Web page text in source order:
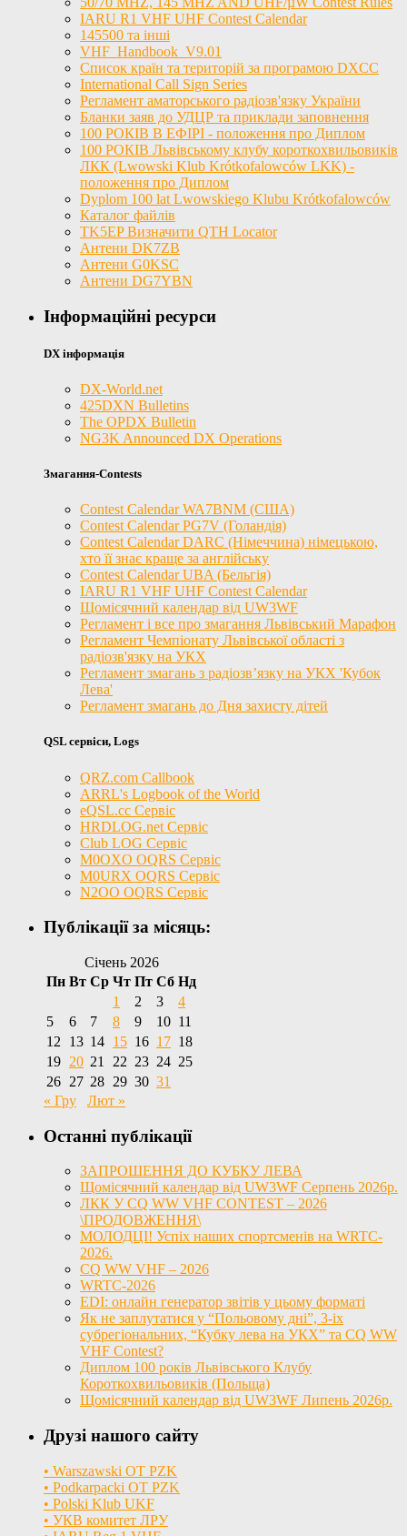
IARU R1 VHF UHF Contest Calendar
145500 та інші
VHF_Handbook_V9.01
Список країн та територій за програмою DXCC
International Call Sign Series
Регламент аматорського радіозв'язку України
Бланки заяв до УДЦР та приклади заповнення
100 РОКІВ В ЕФІРІ - положення про Диплом
100 РОКІВ Львівському клубу короткохвильовиків
ЛКК (Lwowski Klub Krótkofalowców LKK) -
положення про Диплом
Dyplom 100 lat Lwowskiego Klubu Krótkofalowców
Каталог файлів
TK5EP Визначити QTH Locator
Антени DK7ZB
Антени G0KSC
Антени DG7YBN
Інформаційні ресурси
DX інформація
DX-World.net
425DXN Bulletins
The OPDX Bulletin
NG3K Announced DX Operations
Змагання-Contests
Contest Calendar WA7BNM (США)
Contest Calendar PG7V (Голандія)
Contest Calendar DARC (Німеччина) німецькою,
хто її знає краще за англійську
Contest Calendar UBA (Бельгія)
IARU R1 VHF UHF Contest Calendar
Щомісячний календар від UW3WF
Регламент і все про змагання Львівський Марафон
Регламент Чемпіонату Львівської області з
радіозв'язку на УКХ
Регламент змагань з радіозв’язку на УКХ 'Кубок
Лева'
Регламент змагань до Дня захисту дітей
QSL сервіси, Logs
QRZ.com Callbook
ARRL's Logbook of the World
eQSL.cc Сервіс
HRDLOG.net Сервіс
Club LOG Сервіс
M0OXO OQRS Сервіс
M0URX OQRS Сервіс
N2OO OQRS Сервіс
Публікації за місяць:
Січень 2026
Пн Вт Ср Чт Пт Сб Нд
1
2 3
4
5
6 7 8 9 10 11
12
13 14 15 16 17 18
19 20 21 22 23 24 25
26 27 28 29 30 31
« Гру
Лют »
Останні публікації
ЗАПРОШЕННЯ ДО КУБКУ ЛЕВА
Щомісячний календар від UW3WF Серпень 2026р.
ЛКК У CQ WW VHF CONTEST – 2026
\ПРОДОВЖЕННЯ\
МОЛОДЦІ! Успіх наших спортсменів на WRTC-
2026.
CQ WW VHF – 2026
WRTC-2026
EDI: онлайн генератор звітів у цьому форматі
Як не заплутатися у “Польовому дні”, 3-іх
субрегіональних, “Кубку лева на УКХ” та CQ WW
VHF Contest?
Диплом 100 років Львівського Клубу
Короткохвильовиків (Польща)
Щомісячний календар від UW3WF Липень 2026р.
Друзі нашого сайту
• Warszawski OT PZK
• Podkarpacki OT PZK
• Polski Klub UKF
• УКВ комитет ЛРУ